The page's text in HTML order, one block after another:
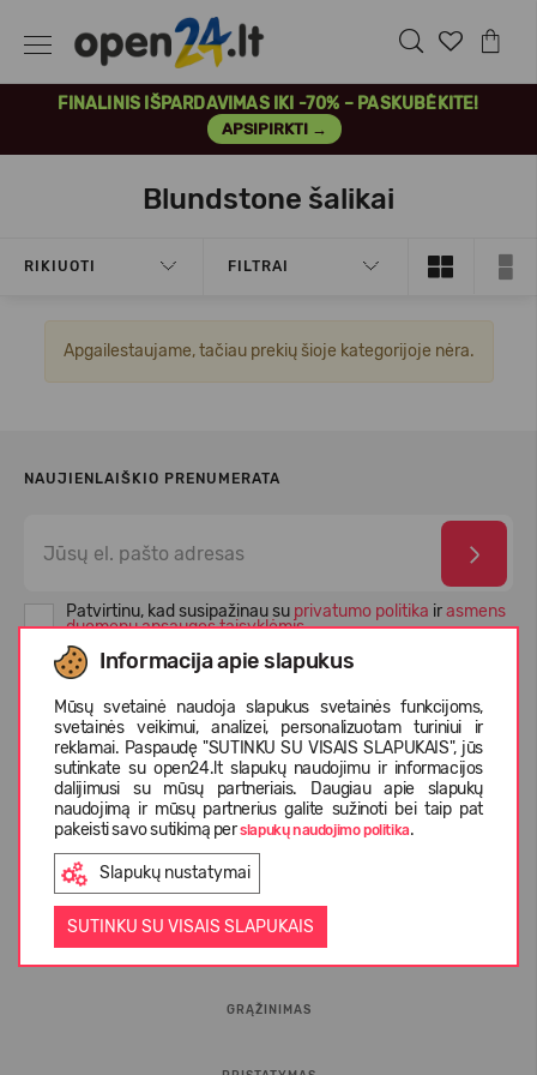
FINALINIS IŠPARDAVIMAS IKI -70% – PASKUBĖKITE!
APSIPIRKTI →
Informacija apie slapukus
Mūsų svetainė naudoja slapukus svetainės funkcijoms,
svetainės veikimui, analizei, personalizuotam turiniui ir
reklamai. Paspaudę "SUTINKU SU VISAIS SLAPUKAIS", jūs
sutinkate su open24.lt slapukų naudojimu ir informacijos
dalijimusi su mūsų partneriais. Daugiau apie slapukų
naudojimą ir mūsų partnerius galite sužinoti bei taip pat
pakeisti savo sutikimą perslapukų naudojimo politika.
Slapukų nustatymai
SUTINKU SU VISAIS SLAPUKAIS
Blundstone šalikai
RIKIUOTI FILTRAI
Apgailestaujame, tačiau prekių šioje kategorijoje nėra.
NAUJIENLAIŠKIO PRENUMERATA
Patvirtinu, kad susipažinau su privatumo politika irasmens
duomenų apsaugos taisyklėmis
INFORMACIJA PIRKĖJUI
GRĄŽINIMAS